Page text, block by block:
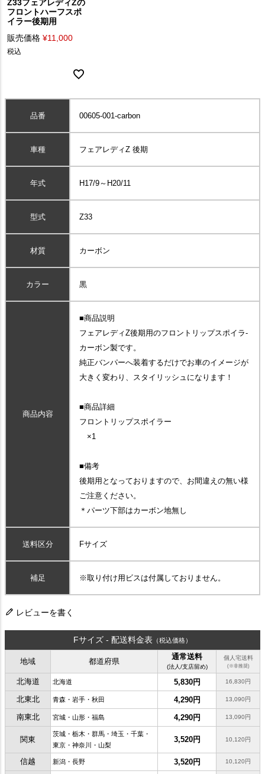
Z33フェアレディZの
フロントハーフスポ
イラー後期用
販売価格 ¥11,000
税込
品番 00605-001-carbon
車種 フェアレディZ 後期
年式 H17/9～H20/11
型式 Z33
材質 カーボン
カラー 黒
商品内容
■商品説明
フェアレディZ後期用のフロントリップスポイラ-
カーボン製です。
純正バンパーへ装着するだけでお車のイメージが
大きく変わり、スタイリッシュになります！
■商品詳細
フロントリップスポイラー
×1
■備考
後期用となっておりますので、お間違えの無い様
ご注意ください。
＊パーツ下部はカーボン地無し
送料区分 Fサイズ
補足 ※取り付け用ビスは付属しておりません。
レビューを書く
Fサイズ - 配送料金表 （税込価格）
地域 都道府県
通常送料
(法人/支店留め)
個人宅送料
(※非推奨)
北海道 北海道 5,830円 16,830円
北東北 青森・岩手・秋田 4,290円 13,090円
南東北 宮城・山形・福島 4,290円 13,090円
関東
茨城・栃木・群馬・埼玉・千葉・
東京・神奈川・山梨
3,520円 10,120円
信越 新潟・長野 3,520円 10,120円